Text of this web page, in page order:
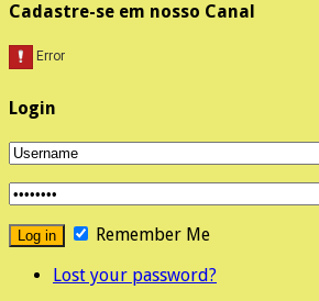
Cadastre-se em nosso Canal
Login
Remember Me
Lost your password?